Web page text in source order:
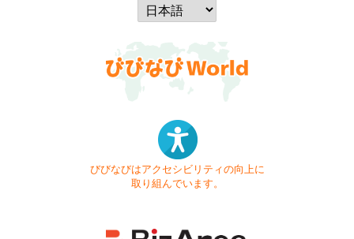
びびなびはアクセシビリティの向上に
取り組んでいます。